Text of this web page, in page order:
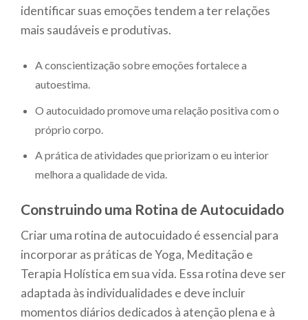
identificar suas emoções tendem a ter relações
mais saudáveis e produtivas.
A conscientização sobre emoções fortalece a
autoestima.
O autocuidado promove uma relação positiva com o
próprio corpo.
A prática de atividades que priorizam o eu interior
melhora a qualidade de vida.
Construindo uma Rotina de Autocuidado
Criar uma rotina de autocuidado é essencial para
incorporar as práticas de Yoga, Meditação e
Terapia Holística em sua vida. Essa rotina deve ser
adaptada às individualidades e deve incluir
momentos diários dedicados à atenção plena e à